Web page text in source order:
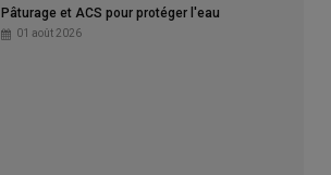
Pâturage et ACS pour protéger l'eau
01 août 2026